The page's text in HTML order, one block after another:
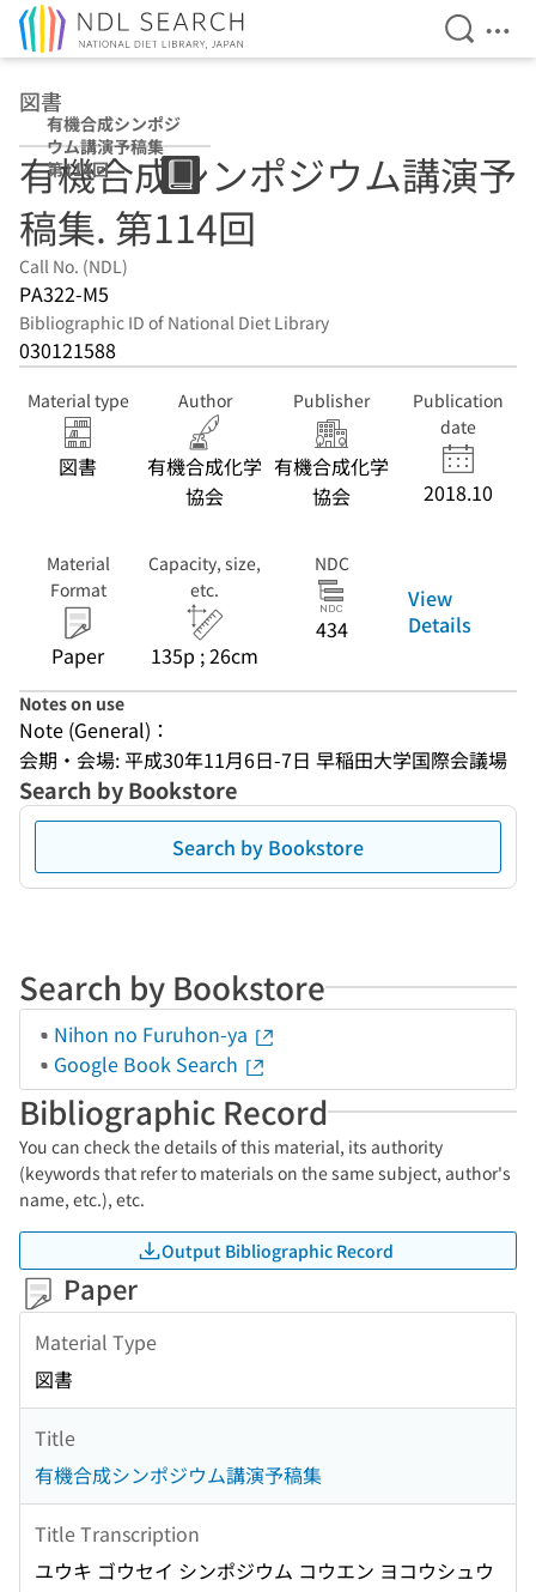
Open
図書
有機合成シンポジ
ウム講演予稿集
第114回
有機合成シンポジウム講演予
稿集. 第114回
Call No. (NDL)
PA322-M5
Bibliographic ID of National Diet Library
030121588
Material type
図書
Author
有機合成化学
協会
Publisher
有機合成化学
協会
Publication
date
2018.10
Material
Format
Paper
Capacity, size,
etc.
135p ; 26cm
NDC
434
View
Details
Notes on use
Note (General)：
会期・会場: 平成30年11月6日-7日 早稲田大学国際会議場
Search by Bookstore
Search by Bookstore
Search by Bookstore
Nihon no Furuhon-ya
Google Book Search
Bibliographic Record
You can check the details of this material, its authority
(keywords that refer to materials on the same subject, author's
name, etc.), etc.
Output Bibliographic Record
Paper
Material Type
図書
Title
有機合成シンポジウム講演予稿集
Title Transcription
ユウキ ゴウセイ シンポジウム コウエン ヨコウシュウ